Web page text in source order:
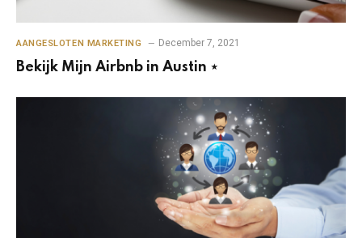
AANGESLOTEN MARKETING December 7, 2021
Bekijk Mijn Airbnb in Austin ⋆